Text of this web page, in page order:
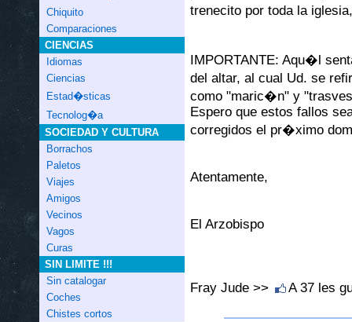
Chiquito
Comparaciones
CIENCIAS
Idiomas
Ciencias
Estad�sticas
Tecnolog�a
SOCIEDAD Y CULTURA
Borrachos
Paletos
Viajes
Amigos
Vecinos
Vagos
Curas
SIN LIMITE !!!
Sin catalogar
Coches
Chistes cortos
trenecito por toda la
IMPORTANTE: Aqu�l
del altar, al cual Ud. se
como "maric�n" y
Espero que estos fallos
corregidos el pr�ximo
Atentamente,
El Arzobispo
Fray Jude >> A 37 les